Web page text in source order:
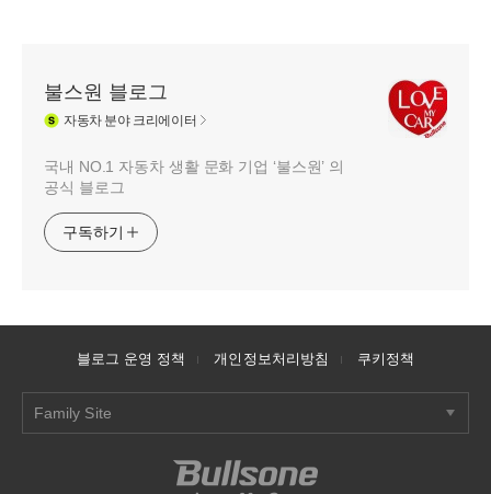
불스원 블로그
자동차분야 크리에이터
국내 NO.1 자동차 생활 문화 기업 ‘불스원’ 의
공식 블로그
구독하기
블로그 운영 정책 개인정보처리방침 쿠키정책
Family Site